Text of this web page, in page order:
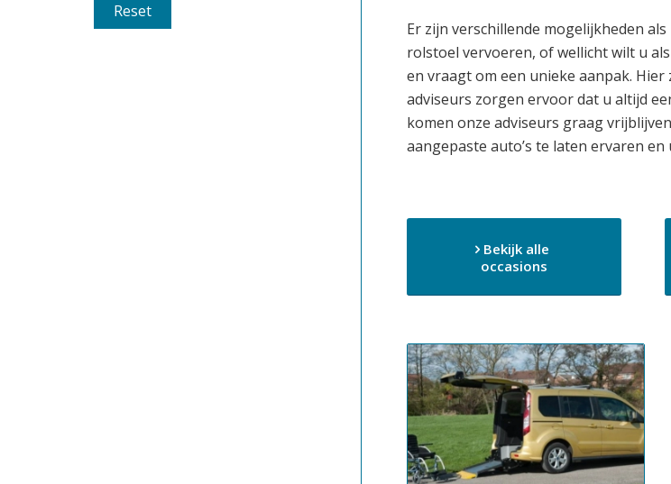
Er zijn verschillende mogelijkheden
rolstoel vervoeren, of wellicht wilt u
en vraagt om een unieke aanpak.
adviseurs zorgen ervoor dat u altijd
komen onze adviseurs graag
aangepaste auto’s te laten ervaren
Bekijk alle
occasions
Reset